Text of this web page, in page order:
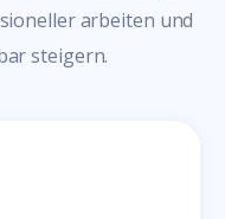
arbeiten und
steigern.